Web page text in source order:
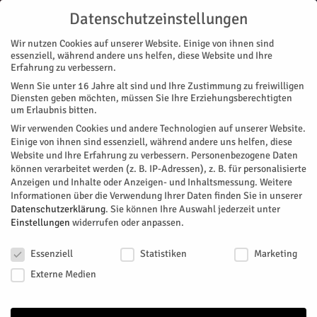
Start
« Alle Veranstaltungen
Diese Veranstaltung hat bereits stattgefunden.
Das Glasmalerei-Museum im
Überblick
Facebook
Datenschutzeinstellungen
Wir nutzen Cookies auf unserer Website. Einige von ihnen sind
essenziell, während andere uns helfen, diese Website und Ihre
Erfahrung zu verbessern.
Wenn Sie unter 16 Jahre alt sind und Ihre Zustimmung zu freiwilligen
Diensten geben möchten, müssen Sie Ihre Erziehungsberechtigten
um Erlaubnis bitten.
Wir verwenden Cookies und andere Technologien auf unserer Website.
Einige von ihnen sind essenziell, während andere uns helfen, diese
Website und Ihre Erfahrung zu verbessern. Personenbezogene Daten
können verarbeitet werden (z. B. IP-Adressen), z. B. für personalisierte
Anzeigen und Inhalte oder Anzeigen- und Inhaltsmessung. Weitere
Informationen über die Verwendung Ihrer Daten finden Sie in unserer
Datenschutzerklärung. Sie können Ihre Auswahl jederzeit unter
Einstellungen widerrufen oder anpassen.
Essenziell
Statistiken
Marketing
Externe Medien